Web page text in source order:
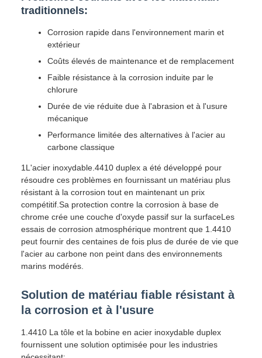
traditionnels:
Corrosion rapide dans l'environnement marin et
extérieur
Coûts élevés de maintenance et de remplacement
Faible résistance à la corrosion induite par le
chlorure
Durée de vie réduite due à l'abrasion et à l'usure
mécanique
Performance limitée des alternatives à l'acier au
carbone classique
1L'acier inoxydable.4410 duplex a été développé pour
résoudre ces problèmes en fournissant un matériau plus
résistant à la corrosion tout en maintenant un prix
compétitif.Sa protection contre la corrosion à base de
chrome crée une couche d'oxyde passif sur la surfaceLes
essais de corrosion atmosphérique montrent que 1.4410
peut fournir des centaines de fois plus de durée de vie que
l'acier au carbone non peint dans des environnements
marins modérés.
Solution de matériau fiable résistant à
la corrosion et à l'usure
1.4410 La tôle et la bobine en acier inoxydable duplex
fournissent une solution optimisée pour les industries